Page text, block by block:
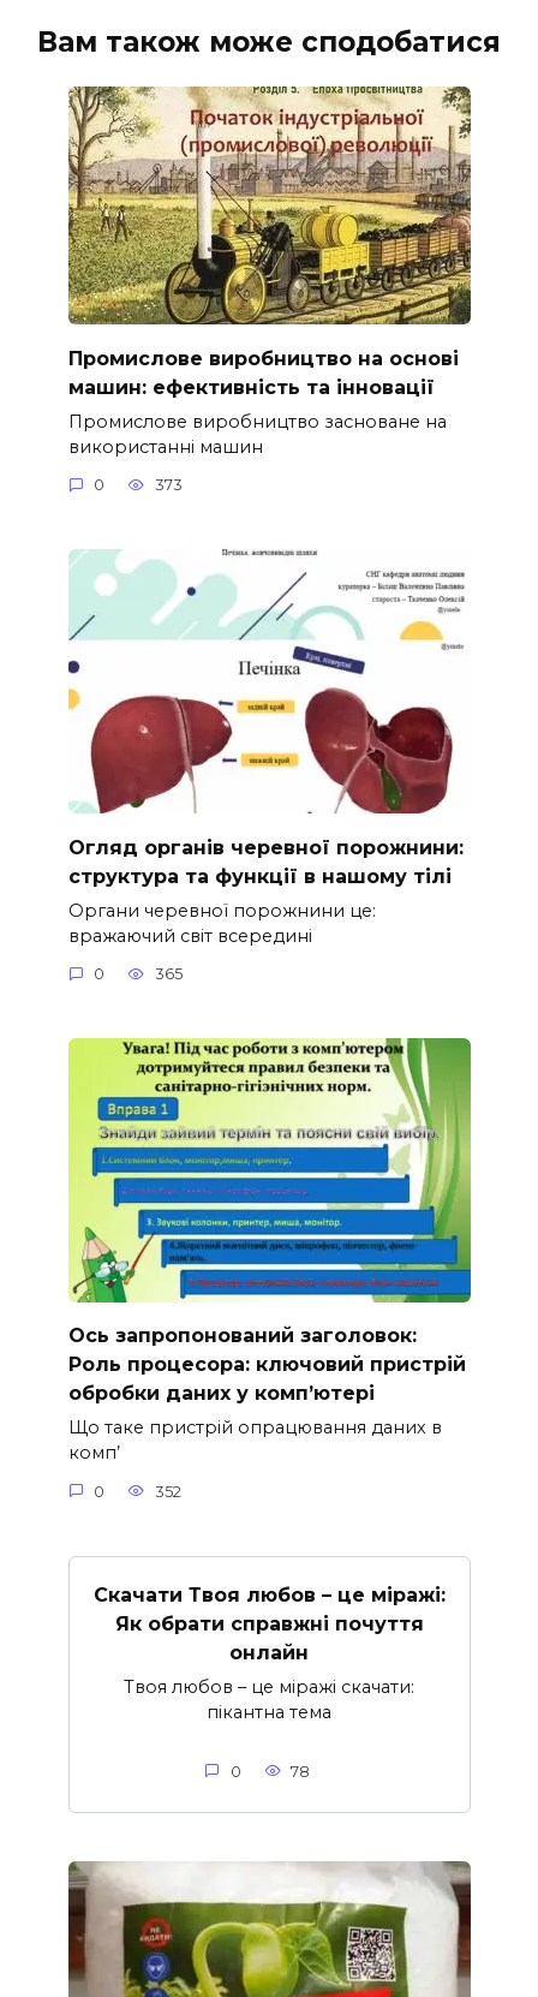
Вам також може сподобатися
Промислове виробництво на основі
машин: ефективність та інновації
Промислове виробництво засноване на
використанні машин
0 373
Огляд органів черевної порожнини:
структура та функції в нашому тілі
Органи черевної порожнини це:
вражаючий світ всередині
0 365
Ось запропонований заголовок:
Роль процесора: ключовий пристрій
обробки даних у комп’ютері
Що таке пристрій опрацювання даних в
комп’
0 352
Скачати Твоя любов – це міражі:
Як обрати справжні почуття
онлайн
Твоя любов – це міражі скачати:
пікантна тема
0 78